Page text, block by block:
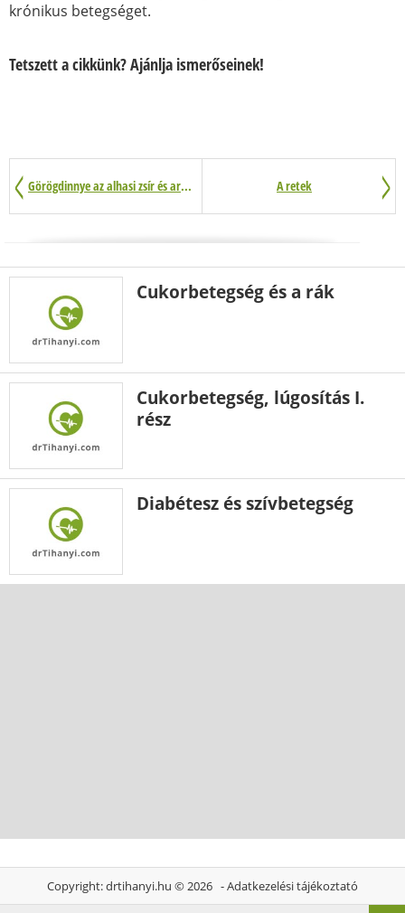
krónikus betegséget.
Tetszett a cikkünk? Ajánlja ismerőseinek!
Görögdinnye az alhasi zsír és artériás lerakódások ellen A retek
Cukorbetegség és a rák
Cukorbetegség, lúgosítás I.
rész
Diabétesz és szívbetegség
Copyright:drtihanyi.hu © 2026 -Adatkezelési tájékoztató